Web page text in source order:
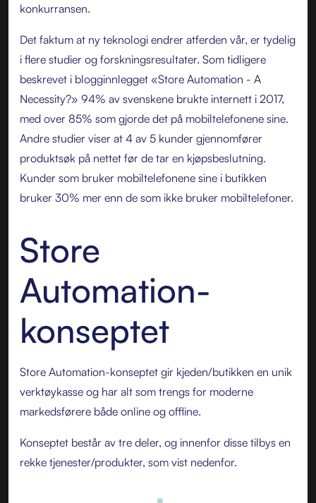
konkurransen.
Det faktum at ny teknologi endrer atferden vår, er tydelig
i flere studier og forskningsresultater. Som tidligere
beskrevet i blogginnlegget «Store Automation - A
Necessity?» 94% av svenskene brukte internett i 2017,
med over 85% som gjorde det på mobiltelefonene sine.
Andre studier viser at 4 av 5 kunder gjennomfører
produktsøk på nettet før de tar en kjøpsbeslutning.
Kunder som bruker mobiltelefonene sine i butikken
bruker 30% mer enn de som ikke bruker mobiltelefoner.
Store
Automation-
konseptet
Store Automation-konseptet gir kjeden/butikken en unik
verktøykasse og har alt som trengs for moderne
markedsførere både online og offline.
Konseptet består av tre deler, og innenfor disse tilbys en
rekke tjenester/produkter, som vist nedenfor.